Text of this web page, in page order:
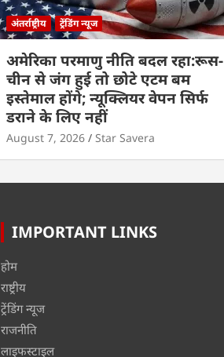
अंतर्राष्ट्रीय ट्रेंडिंग न्यूज
अमेरिका परमाणु नीति बदल रहा:रूस-
चीन से जंग हुई तो छोटे एटम बम
इस्तेमाल होंगे; न्यूक्लियर वेपन सिर्फ
डराने के लिए नहीं
August 7, 2026 Star Savera
IMPORTANT LINKS
होम
राष्ट्रीय
ट्रेंडिंग न्यूज
राजनीति
लाइफस्टाइल